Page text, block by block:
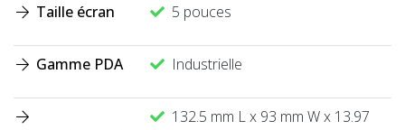
Taille écran 5 pouces
Gamme PDA Industrielle
132.5 mm L x 93 mm W x 13.97